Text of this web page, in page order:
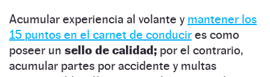
Acumular experiencia al volante y mantener los
15 puntos en el carnet de conducir es como
poseer un sello de calidad; por el contrario,
acumular partes por accidente y multas